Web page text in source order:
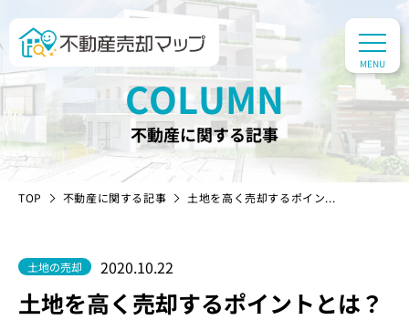
COLUMN
不動産に関する記事
TOP 不動産に関する記事 土地を高く売却するポイン...
土地を高く売却するポイントとは？
土地の売却 2020.10.22